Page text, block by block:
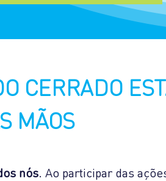
CERRADO
MÃOS
nós. Ao participar das